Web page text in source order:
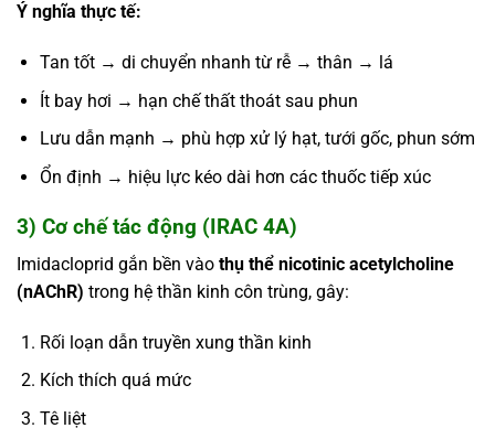
Ý nghĩa thực tế:
Tan tốt → di chuyển nhanh từ rễ → thân → lá
Ít bay hơi → hạn chế thất thoát sau phun
Lưu dẫn mạnh → phù hợp xử lý hạt, tưới gốc, phun sớm
Ổn định → hiệu lực kéo dài hơn các thuốc tiếp xúc
3) Cơ chế tác động (IRAC 4A)
Imidacloprid gắn bền vào thụ thể nicotinic acetylcholine
(nAChR) trong hệ thần kinh côn trùng, gây:
Rối loạn dẫn truyền xung thần kinh
Kích thích quá mức
Tê liệt